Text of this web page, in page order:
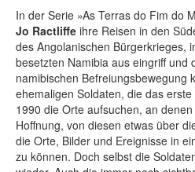
In der Serie »As Terras do Fim do
Jo Ractliffe ihre Reisen in den
des Angolanischen Bürgerkrieges,
besetzten Namibia aus eingriff und
namibischen Befreiungsbewegung
ehemaligen Soldaten, die das
1990 die Orte aufsuchen, an
Hoffnung, von diesen etwas über
die Orte, Bilder und Ereignisse in
zu können. Doch selbst die